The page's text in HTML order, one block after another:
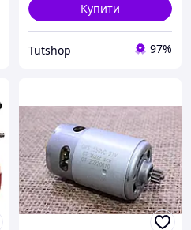
Купити
Tutshop 97%